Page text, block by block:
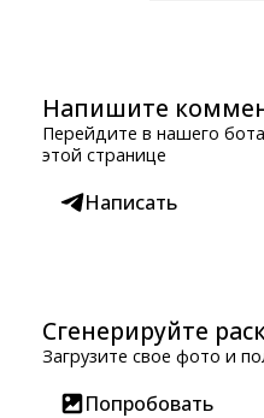
Напишите
Перейдите в нашего
этой странице
Написать
Сгенерируйте
Загрузите свое фото и
Попробовать